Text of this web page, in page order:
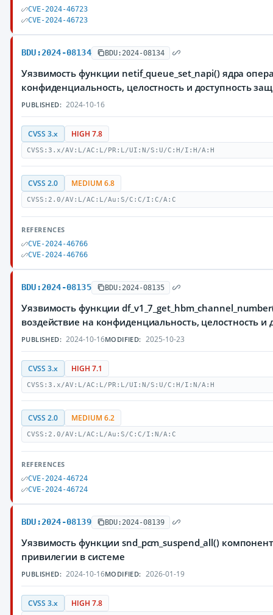
CVE-2024-46723
CVE-2024-46723
BDU:2024-08134 BDU:2024-08134
Уязвимость функции netif_queue_set_napi() ядра
конфиденциальность, целостность и доступность
PUBLISHED: 2024-10-16
CVSS 3.x HIGH 7.8
CVSS:3.x/AV:L/AC:L/PR:L/UI:N/S:U/C:H/I:H/A:H
CVSS 2.0 MEDIUM 6.8
CVSS:2.0/AV:L/AC:L/Au:S/C:C/I:C/A:C
REFERENCES
CVE-2024-46766
CVE-2024-46766
BDU:2024-08135 BDU:2024-08135
Уязвимость функции
воздействие на конфиденциальность, целостность
PUBLISHED: 2024-10-16MODIFIED: 2025-10-23
CVSS 3.x HIGH 7.1
CVSS:3.x/AV:L/AC:L/PR:L/UI:N/S:U/C:H/I:N/A:H
CVSS 2.0 MEDIUM 6.2
CVSS:2.0/AV:L/AC:L/Au:S/C:C/I:N/A:C
REFERENCES
CVE-2024-46724
CVE-2024-46724
BDU:2024-08139 BDU:2024-08139
Уязвимость функции snd_pcm_suspend_all()
привилегии в системе
PUBLISHED: 2024-10-16MODIFIED: 2026-01-19
CVSS 3.x HIGH 7.8